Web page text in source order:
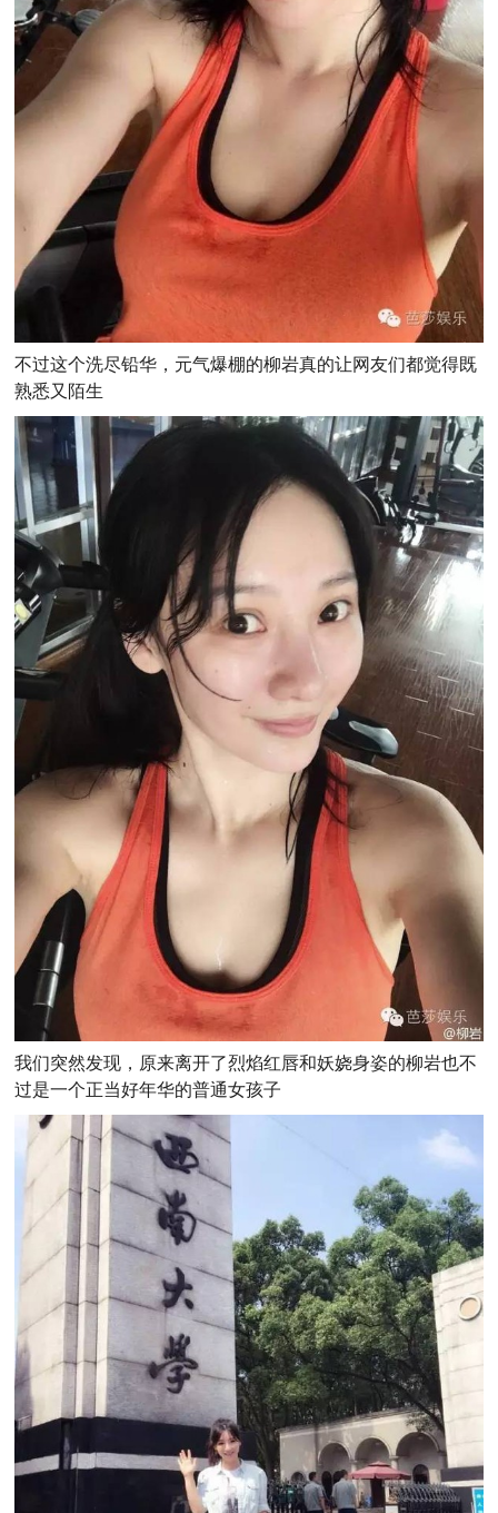
不过这个洗尽铅华，元气爆棚的柳岩真的让网友们都觉得既
熟悉又陌生
我们突然发现，原来离开了烈焰红唇和妖娆身姿的柳岩也不
过是一个正当好年华的普通女孩子